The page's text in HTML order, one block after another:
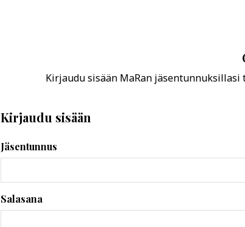
Kirjaudu sisään MaRan
Kirjaudu sisään
Jäsentunnus
Salasana